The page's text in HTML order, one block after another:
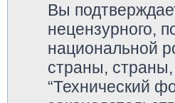
Вы
нецензурного,
национальной
страны, страны,
“Технический